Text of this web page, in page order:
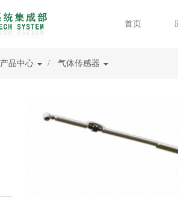
首页
产品中心 气体传感器